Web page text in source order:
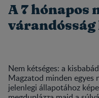
A 7 hónapos
Nem kétséges: a
Magzatod minden egyes
jelenlegi állapotához